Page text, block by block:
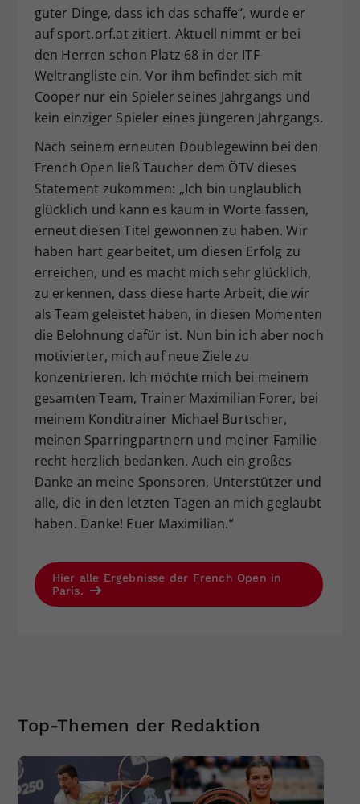
guter Dinge, dass ich das schaffe“, wurde er
auf sport.orf.at zitiert. Aktuell nimmt er bei
den Herren schon Platz 68 in der ITF-
Weltrangliste ein. Vor ihm befindet sich mit
Cooper nur ein Spieler seines Jahrgangs und
kein einziger Spieler eines jüngeren Jahrgangs.
Nach seinem erneuten Doublegewinn bei den
French Open ließ Taucher dem ÖTV dieses
Statement zukommen: „Ich bin unglaublich
glücklich und kann es kaum in Worte fassen,
erneut diesen Titel gewonnen zu haben. Wir
haben hart gearbeitet, um diesen Erfolg zu
erreichen, und es macht mich sehr glücklich,
zu erkennen, dass diese harte Arbeit, die wir
als Team geleistet haben, in diesen Momenten
die Belohnung dafür ist. Nun bin ich aber noch
motivierter, mich auf neue Ziele zu
konzentrieren. Ich möchte mich bei meinem
gesamten Team, Trainer Maximilian Forer, bei
meinem Konditrainer Michael Burtscher,
meinen Sparringpartnern und meiner Familie
recht herzlich bedanken. Auch ein großes
Danke an meine Sponsoren, Unterstützer und
alle, die in den letzten Tagen an mich geglaubt
haben. Danke! Euer Maximilian.“
Hier alle Ergebnisse der French Open in
Paris.
Top-Themen der Redaktion